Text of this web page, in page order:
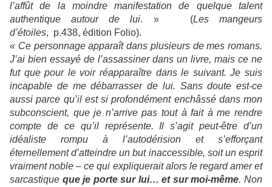
l’affût de la moindre manifestation de quelque talent
authentique autour de lui. » (Les mangeurs
d’étoiles, p.438, édition Folio).
« Ce personnage apparaît dans plusieurs de mes romans.
J’ai bien essayé de l’assassiner dans un livre, mais ce ne
fut que pour le voir réapparaître dans le suivant. Je suis
incapable de me débarrasser de lui. Sans doute est-ce
aussi parce qu’il est si profondément enchâssé dans mon
subconscient, que je n’arrive pas tout à fait à me rendre
compte de ce qu’il représente. Il s’agit peut-être d’un
idéaliste rompu à l’autodérision et s’efforçant
éternellement d’atteindre un but inaccessible, soit un esprit
vraiment noble – ce qui expliquerait alors le regard amer et
sarcastique que je porte sur lui… et sur moi-même. Non